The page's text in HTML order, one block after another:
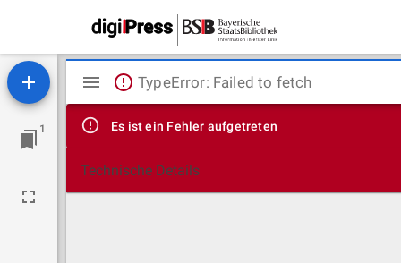
1
Mirador
Viewer
TypeError: Failed to fetch
Es ist ein Fehler aufgetreten
Technische Details